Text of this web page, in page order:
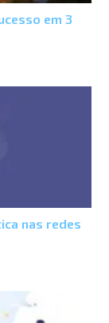
em 3
nas redes